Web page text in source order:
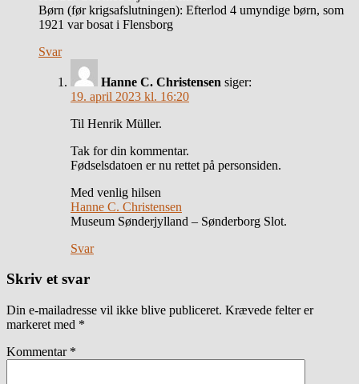
Børn (før krigsafslutningen): Efterlod 4 umyndige børn, som
1921 var bosat i Flensborg
Svar
Hanne C. Christensen siger:
19. april 2023 kl. 16:20
Til Henrik Müller.
Tak for din kommentar.
Fødselsdatoen er nu rettet på personsiden.
Med venlig hilsen
Hanne C. Christensen
Museum Sønderjylland – Sønderborg Slot.
Svar
Skriv et svar
Din e-mailadresse vil ikke blive publiceret. Krævede felter er
markeret med *
Kommentar *